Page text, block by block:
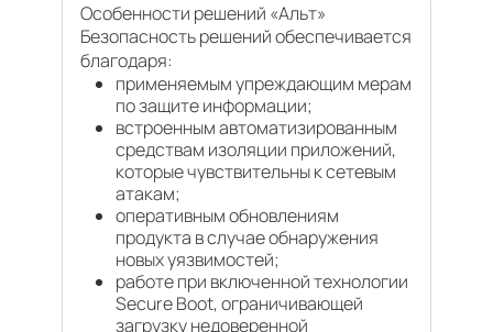
Особенности решений «Альт»
Безопасность решений обеспечивается
благодаря:
применяемым упреждающим мерам
по защите информации;
встроенным автоматизированным
средствам изоляции приложений,
которые чувствительны к сетевым
атакам;
оперативным обновлениям
продукта в случае обнаружения
новых уязвимостей;
работе при включенной технологии
Secure Boot, ограничивающей
загрузку недоверенной